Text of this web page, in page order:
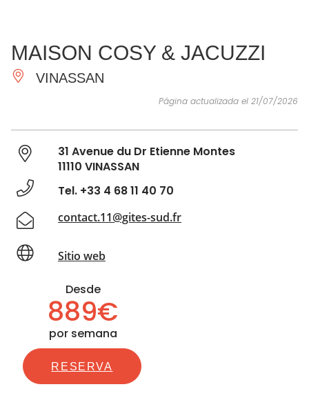
IMPRESCINDIBLES
HACER
INSPIRACIONES
MAISON COSY & JACUZZI
VINASSAN
Página actualizada el 21/07/2026
31 Avenue du Dr Etienne Montes
11110 VINASSAN
Tel. +33 4 68 11 40 70
contact.11@gites-sud.fr
Sitio web
Desde
889€
por semana
RESERVA